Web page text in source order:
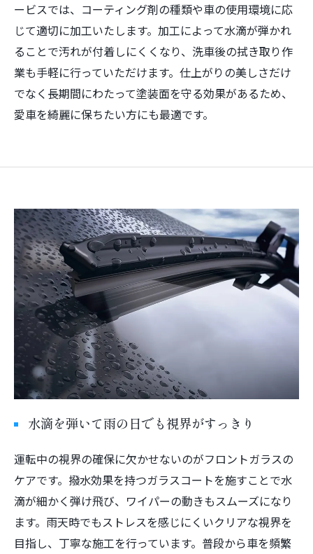
ービスでは、コーティング剤の種類や車の使用環境に応
じて適切に加工いたします。加工によって水滴が弾かれ
ることで汚れが付着しにくくなり、洗車後の拭き取り作
業も手軽に行っていただけます。仕上がりの美しさだけ
でなく長期間にわたって塗装面を守る効果があるため、
愛車を綺麗に保ちたい方にも最適です。
水滴を弾いて雨の日でも視界がすっきり
運転中の視界の確保に欠かせないのがフロントガラスの
ケアです。撥水効果を持つガラスコートを施すことで水
滴が細かく弾け飛び、ワイパーの動きもスムーズになり
ます。雨天時でもストレスを感じにくいクリアな視界を
目指し、丁寧な施工を行っています。普段から車を頻繁